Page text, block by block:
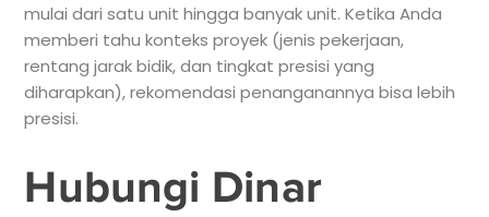
mulai dari satu unit hingga banyak unit. Ketika Anda
memberi tahu konteks proyek (jenis pekerjaan,
rentang jarak bidik, dan tingkat presisi yang
diharapkan), rekomendasi penanganannya bisa lebih
presisi.
Hubungi Dinar